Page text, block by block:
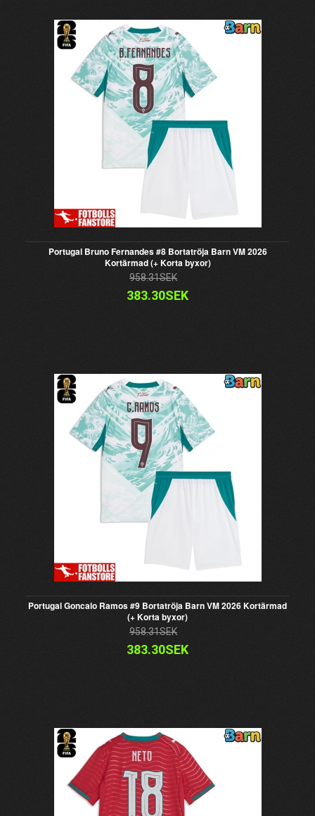
Portugal Bruno Fernandes #8 Bortatröja Barn VM 2026
Kortärmad (+ Korta byxor)
958.31SEK
383.30SEK
Portugal Goncalo Ramos #9 Bortatröja Barn VM 2026 Kortärmad
(+ Korta byxor)
958.31SEK
383.30SEK